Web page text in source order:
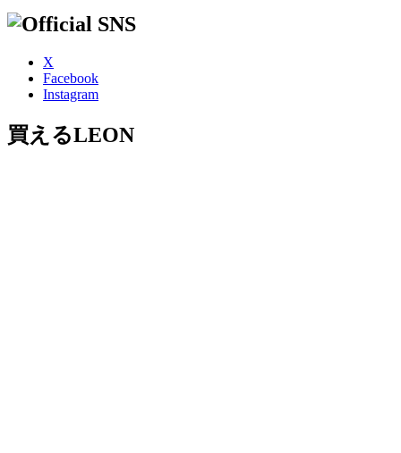
X
Facebook
Instagram
買えるLEON